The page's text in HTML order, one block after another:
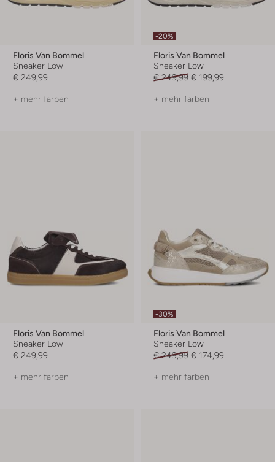
Floris Van Bommel
Sneaker Low
€ 249,99
+ mehr farben
-20%
Floris Van Bommel
Sneaker Low
€ 249,99 € 199,99
+ mehr farben
Floris Van Bommel
Sneaker Low
€ 249,99
+ mehr farben
-30%
Floris Van Bommel
Sneaker Low
€ 249,99 € 174,99
+ mehr farben